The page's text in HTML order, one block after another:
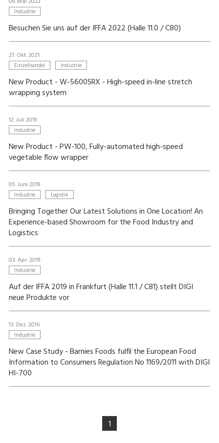
Industrie
Besuchen Sie uns auf der IFFA 2022 (Halle 11.0 / C80)
27. Okt. 2021
Einzelhandel Industrie
New Product - W-5600SRX - High-speed in-line stretch
wrapping system
12. Juli 2019
Industrie
New Product - PW-100, Fully-automated high-speed
vegetable flow wrapper
05. Juni 2019
Industrie Logistik
Bringing Together Our Latest Solutions in One Location! An
Experience-based Showroom for the Food Industry and
Logistics
03. Apr. 2019
Industrie
Auf der IFFA 2019 in Frankfurt (Halle 11.1 / C81) stellt DIGI
neue Produkte vor
13. Dez. 2016
Industrie
New Case Study - Barnies Foods fulfil the European Food
Information to Consumers Regulation No 1169/2011 with DIGI
HI-700
1